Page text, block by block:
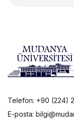
Telefon: +90 (224)
E-posta: